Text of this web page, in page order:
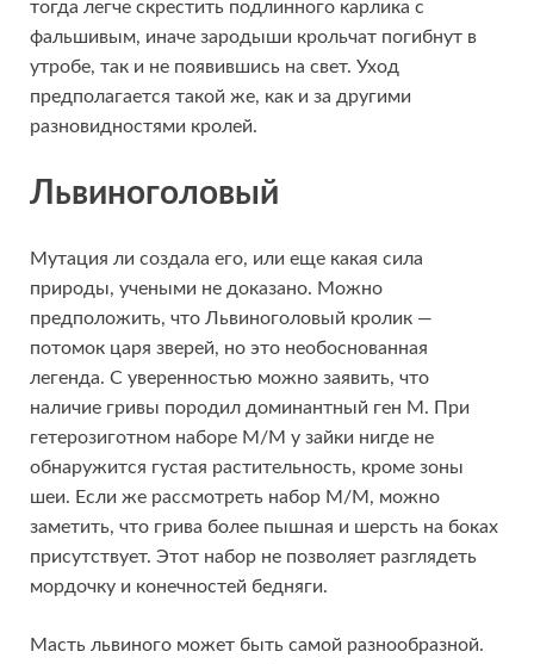
тогда легче скрестить подлинного карлика с
фальшивым, иначе зародыши крольчат погибнут в
утробе, так и не появившись на свет. Уход
предполагается такой же, как и за другими
разновидностями кролей.
Львиноголовый
Мутация ли создала его, или еще какая сила
природы, учеными не доказано. Можно
предположить, что Львиноголовый кролик —
потомок царя зверей, но это необоснованная
легенда. С уверенностью можно заявить, что
наличие гривы породил доминантный ген М. При
гетерозиготном наборе М/М у зайки нигде не
обнаружится густая растительность, кроме зоны
шеи. Если же рассмотреть набор М/М, можно
заметить, что грива более пышная и шерсть на боках
присутствует. Этот набор не позволяет разглядеть
мордочку и конечностей бедняги.
Масть львиного может быть самой разнообразной.